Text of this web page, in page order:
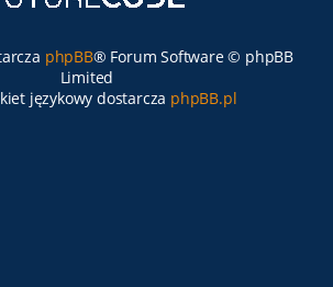
phpBB® Forum Software © phpBB
Limited
językowy dostarcza phpBB.pl